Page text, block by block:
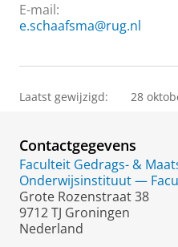
E-mail:
e.schaafsma@rug.nl
Laatst gewijzigd: 28
Contactgegevens
Faculteit Gedrags- &
Onderwijsinstituut —
Grote Rozenstraat 38
9712 TJ Groningen
Nederland